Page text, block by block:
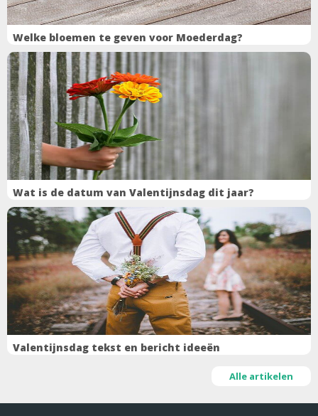
Welke bloemen te geven voor Moederdag?
Wat is de datum van Valentijnsdag dit jaar?
Valentijnsdag tekst en bericht ideeën
Alle artikelen